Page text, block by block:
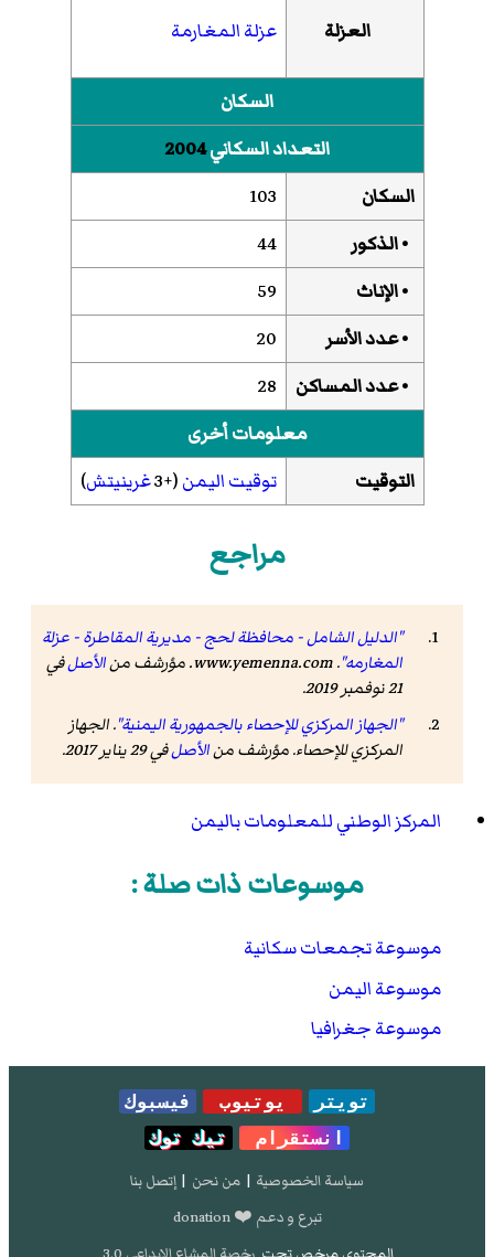
العزلة عزلة المغارمة
السكان
التعداد السكاني2004
السكان
103
• الذكور
44
• الإناث
59
• عدد الأسر
20
• عدد المساكن
28
معلومات أخرى
التوقيت
توقيت اليمن(+3 غرينيتش)
مراجع
"الدليل الشامل - محافظة لحج - مديرية المقاطرة - عزلة
المغارمه".
www.yemenna.com. مؤرشف منالأصلفي
21 نوفمبر 2019
.
"الجهاز المركزي للإحصاء بالجمهورية اليمنية". الجهاز
المركزي للإحصاء. مؤرشف منالأصلفي 29 يناير 2017 .
المركز الوطني للمعلومات باليمن
موسوعات ذات صلة :
موسوعة تجمعات سكانية
موسوعة اليمن
موسوعة جغرافيا
تويتر يوتيوب
فيسبوك
انستقرام
تيك توك
سياسة الخصوصية | من نحن | إتصل بنا
تبرع و دعم ❤️ donation